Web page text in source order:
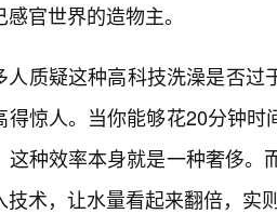
官世界的造物主。
人质疑这种高科技洗澡是否过
得惊人。当你能够花20分钟
这种效率本身就是一种奢侈
技术，让水量看起来翻倍，实